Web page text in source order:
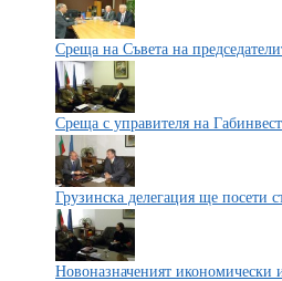
Среща на Съвета на
Среща с управителя на Габинвест
Грузинска делегация ще посети
Новоназначеният икономически